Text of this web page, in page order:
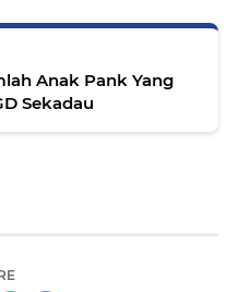
Anak Pank Yang
Sekadau